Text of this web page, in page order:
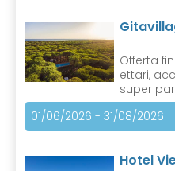
Offerta
ettari,
super
01/06/2026 - 31/08/2026
Hotel